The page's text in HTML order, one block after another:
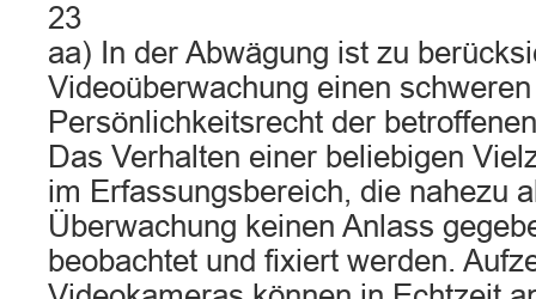
23
aa) In der Abwägung ist zu
Videoüberwachung einen
Persönlichkeitsrecht der
Das Verhalten einer beliebigen
im Erfassungsbereich, die nahezu
Überwachung keinen Anlass
beobachtet und fixiert werden.